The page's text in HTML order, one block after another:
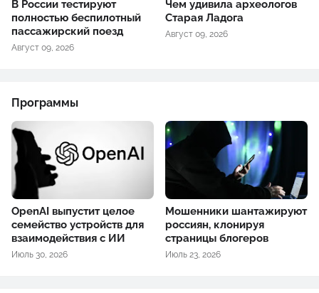
В России тестируют
полностью беспилотный
пассажирский поезд
Август 09, 2026
Чем удивила археологов
Старая Ладога
Август 09, 2026
Программы
OpenAI выпустит целое
семейство устройств для
взаимодействия с ИИ
Июль 30, 2026
Мошенники шантажируют
россиян, клонируя
страницы блогеров
Июль 23, 2026